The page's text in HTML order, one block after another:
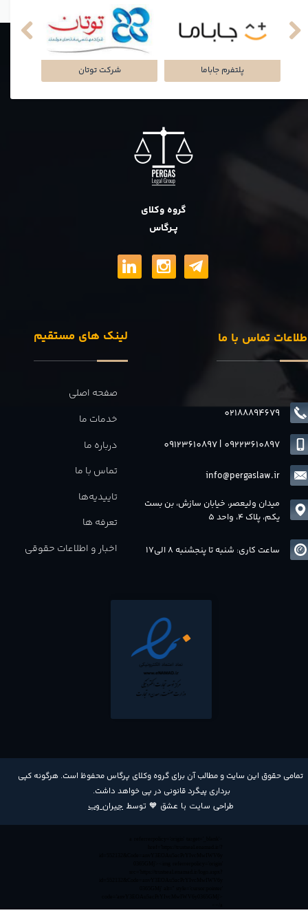
شرکت توتان پلتفرم جاباما
​تمامی حقوق این سایت و مطالب آن برای گروه وکلای پرگاس محفوظ است. هرگونه کپی
برداری پیگرد قانونی در پی خواهد داشت​​​​​​​.
طراحی سایت با عشق 🧡 توسط جیران وب
گروه وکلای
پــرگاس
لینک های مستقیم
صفحه اصلی
خدمات ما
درباره ما
تماس با ما
تاییدیه‌ها
تعرفه ها
اخبار و اطلاعات حقوقی
تماس با ما
02188894679
info@pergaslaw.ir
09123610897| 09223610897
میدان ولیعصر، خیابان سازش، بن بست
یکم، پلاک 4، واحد 5
ساعت کاری: شنبه تا پنجشنبه 8 الی17